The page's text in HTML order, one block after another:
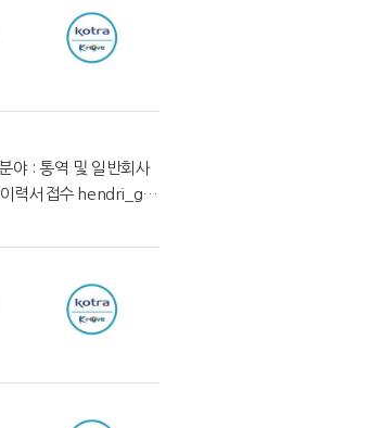
업무 사회경험이 없지만 열정과 비젼을 가지고 오랫동안 저희와 함께 하기를 희망합니다. 이력서접수 hendri_g0